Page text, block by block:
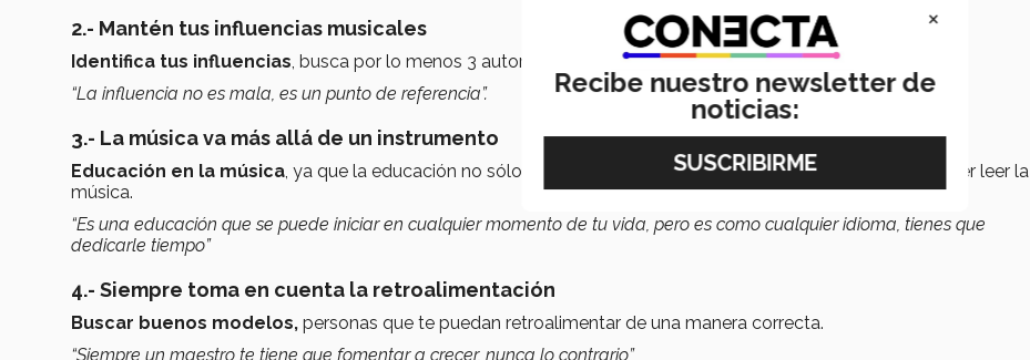
2.- Mantén tus influencias musicales
Identifica tus influencias, busca por lo menos 3 autores que tengan un reflejo en tu estilo musical.
“La influencia no es mala, es un punto de referencia”.
3.- La música va más allá de un instrumento
Educación en la música, ya que la educación no sólo es tocar un instrumento, si no que va más allá, es saber leer la
música.
“Es una educación que se puede iniciar en cualquier momento de tu vida, pero es como cualquier idioma, tienes que
dedicarle tiempo”
4.- Siempre toma en cuenta la retroalimentación
Buscar buenos modelos, personas que te puedan retroalimentar de una manera correcta.
“Siempre un maestro te tiene que fomentar a crecer, nunca lo contrario”
×
Recibe nuestro newsletter de
noticias: